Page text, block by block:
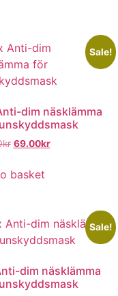
Sale!
dim näsklämma
kr 69.00kr
basket
Sale!
dim näsklämma